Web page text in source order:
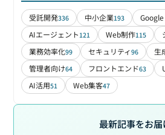
受託開発336 中小企業193
AIエージェント 121 Web制作115
業務効率化99 セキュリティ96 生
管理者向け64 フロントエンド63
AI活用51 Web集客47
最新記事をお届